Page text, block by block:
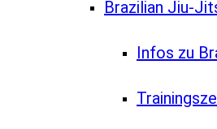
Brazilian Jiu-
Infos zu